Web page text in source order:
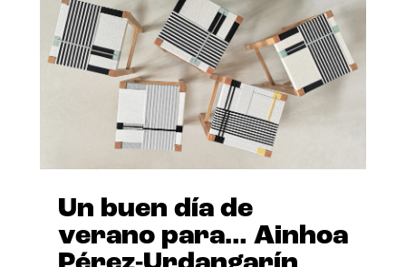
Un buen día de
verano para… Ainhoa